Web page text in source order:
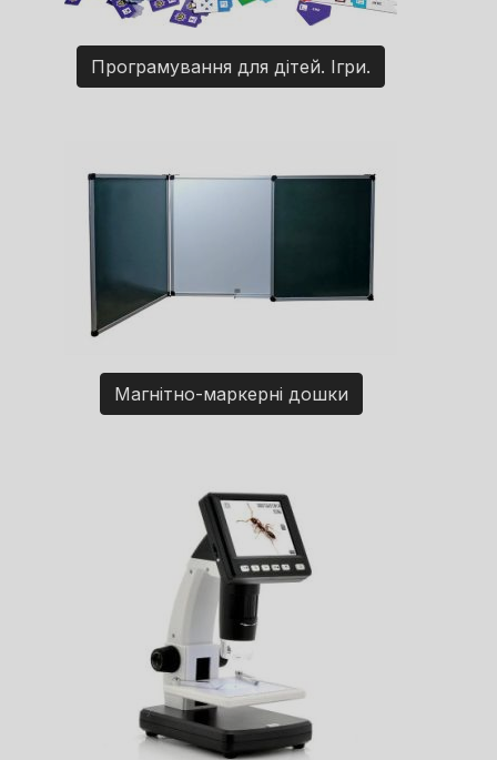
Програмування для дітей. Ігри.
Магнітно-маркерні дошки